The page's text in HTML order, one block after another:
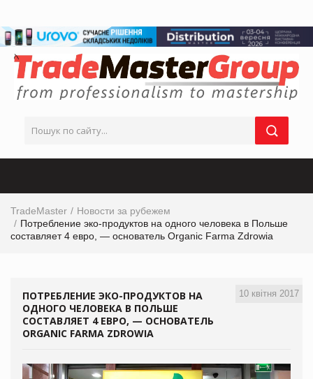
TradeMaster
Новости за рубежем
Потребление эко-продуктов на одного человека в Польше
составляет 4 евро, — основатель Organic Farma Zdrowia
10 квітня 2017
ПОТРЕБЛЕНИЕ ЭКО-ПРОДУКТОВ НА
ОДНОГО ЧЕЛОВЕКА В ПОЛЬШЕ
СОСТАВЛЯЕТ 4 ЕВРО, — ОСНОВАТЕЛЬ
ORGANIC FARMA ZDROWIA